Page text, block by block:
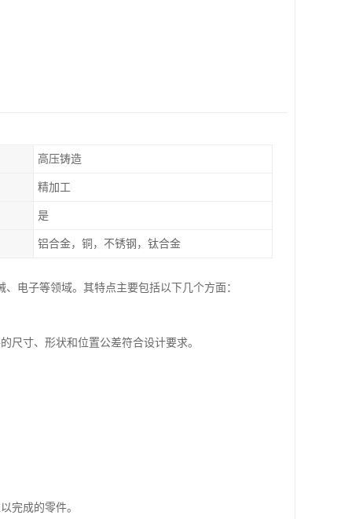
高压铸造
精加工
是
铝合金，铜，不锈钢，钛合金
电子等领域。其特点主要包括以下几个方面：
尺寸、形状和位置公差符合设计要求。
完成的零件。